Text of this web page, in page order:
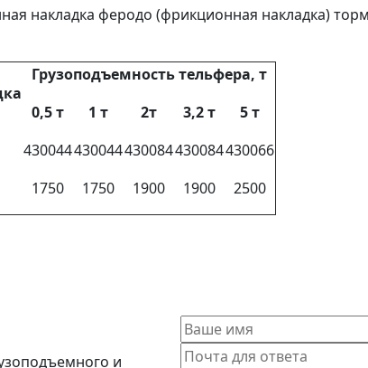
накладка феродо (фрикционная накладка)
Грузоподъемность тельфера, т
0,5 т
1 т 2т 3,2 т
5 т
430044430044430084430084430066
1750 1750 1900 1900 2500
и